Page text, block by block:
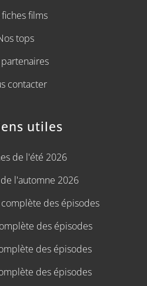
films
tops
contacter
utiles
de l'été 2026
l'automne 2026
des épisodes
des épisodes
des épisodes
des épisodes